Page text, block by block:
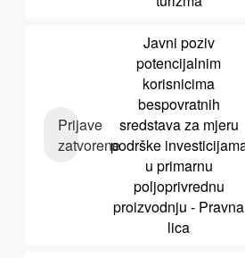
Prijave
zatvorene
Javni poziv
potencijalnim
korisnicima
bespovratnih
sredstava za mjeru
podrške
u primarnu
poljoprivrednu
proizvodnju - Pravna
lica